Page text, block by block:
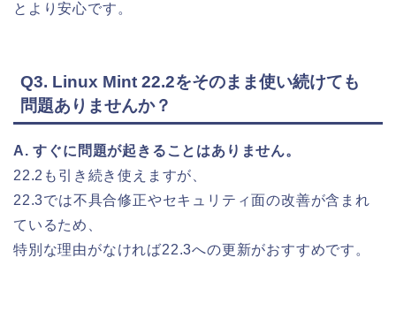
とより安心です。
Q3. Linux Mint 22.2をそのまま使い続けても
問題ありませんか？
A. すぐに問題が起きることはありません。
22.2も引き続き使えますが、
22.3では不具合修正やセキュリティ面の改善が含まれ
ているため、
特別な理由がなければ22.3への更新がおすすめです。